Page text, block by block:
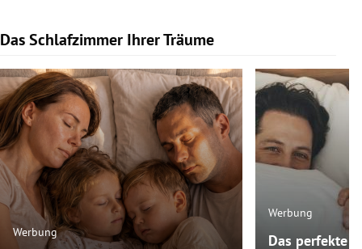
Das Schlafzimmer Ihrer Träume
Slide 1 von 10
Werbung
Werbung
Das perfekte